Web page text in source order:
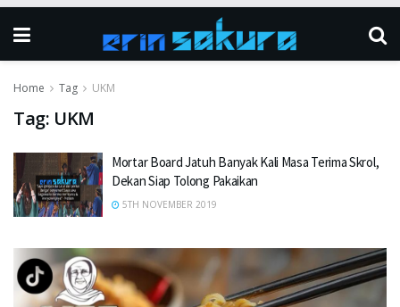
Home Tag UKM
Tag: UKM
Mortar Board Jatuh Banyak Kali Masa Terima Skrol,
Dekan Siap Tolong Pakaikan
5TH NOVEMBER 2019